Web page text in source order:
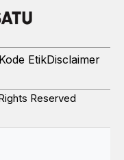
EtikDisclaimer
Reserved